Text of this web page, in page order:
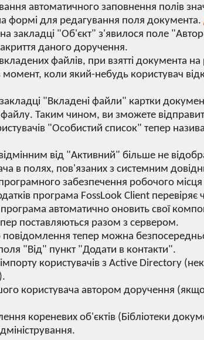
автоматичного заповнення полів
формі для редагування поля документа.
закладці "Об'єкт" з'явилося поле
даного доручення.
файлів, при взятті документа
момент, коли який-небудь користувач
"Вкладені файли" картки
Таким чином, ви зможете
"Особистий список" тепер
відмінним від "Активний" більше не
в полях, пов'язаних з системним
забезпечення робочого
програма FossLook Client перевіряє
програма автоматично оновить свої
поставляються разом з сервером.
тепер можна
"Від" пункт "Додати в контакти".
користувачів з Active Directory
користувача автором доручення
кореневих об'єктів (Бібліотеки